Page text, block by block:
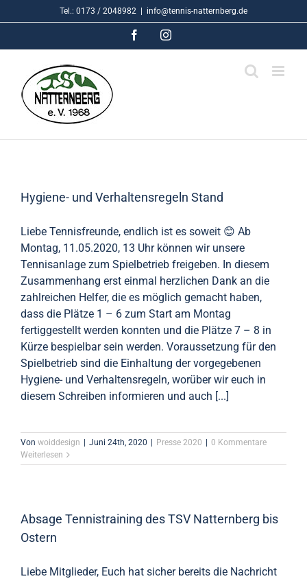
to
Tel.: 0173 / 2048982 info@tennis-natternberg.de
FacebookInstagram
Hygiene- und Verhaltensregeln Stand
Liebe Tennisfreunde, endlich ist es soweit 😊 Ab
Montag, 11.05.2020, 13 Uhr können wir unsere
Tennisanlage zum Spielbetrieb freigeben. In diesem
Zusammenhang erst einmal herzlichen Dank an die
zahlreichen Helfer, die es möglich gemacht haben,
dass die Plätze 1 – 6 zum Start am Montag
fertiggestellt werden konnten und die Plätze 7 – 8 in
Kürze bespielbar sein werden. Voraussetzung für den
Spielbetrieb sind die Einhaltung der vorgegebenen
Hygiene- und Verhaltensregeln, worüber wir euch in
diesem Schreiben informieren und auch [...]
Von woiddesign Juni 24th, 2020 Presse 2020
0 Kommentare
Weiterlesen
Absage Tennistraining des TSV Natternberg bis
Ostern
Liebe Mitglieder, Euch hat sicher bereits die Nachricht